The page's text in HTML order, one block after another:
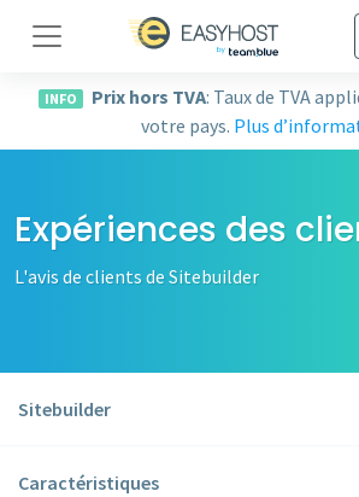
Navigation
INFO Prix hors TVA: Taux de TVA
votre pays. Plus
Expériences des
L'avis de clients de Sitebuilder
Sitebuilder
Caractéristiques